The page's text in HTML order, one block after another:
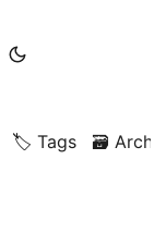
🏷️ Tags 🗃️